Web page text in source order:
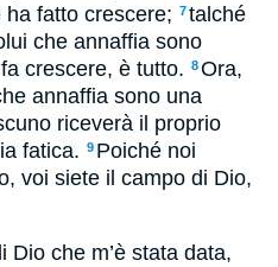
fatto crescere; 7talché
che annaffia sono
crescere, è tutto. 8Ora,
annaffia sono una
riceverà il proprio
fatica. 9 Poiché noi
voi siete il campo di Dio,
Dio che m’è stata data,